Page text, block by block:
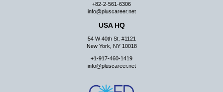
+82-2-561-6306
info@pluscareer.net
USA HQ
54 W 40th St. #1121
New York, NY 10018
+1-917-460-1419
info@pluscareer.net